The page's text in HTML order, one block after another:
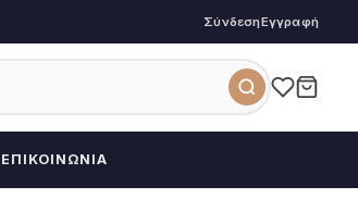
ΣύνδεσηΕγγραφή
ΕΠΙΚΟΙΝΩΝΊΑ